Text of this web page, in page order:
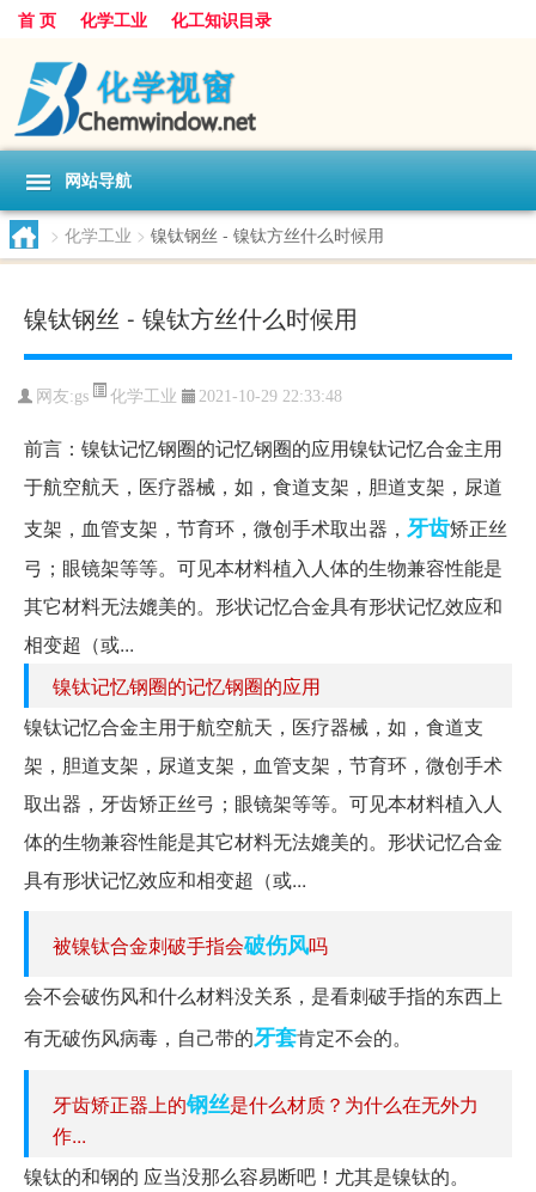
首 页 化学工业 化工知识目录
网站导航
> 化学工业 > 镍钛钢丝 - 镍钛方丝什么时候用
镍钛钢丝 - 镍钛方丝什么时候用
网友:gs 化学工业 2021-10-29 22:33:48
前言：镍钛记忆钢圈的记忆钢圈的应用镍钛记忆合金主用
于航空航天，医疗器械，如，食道支架，胆道支架，尿道
支架，血管支架，节育环，微创手术取出器， 牙齿矫正丝
弓；眼镜架等等。可见本材料植入人体的生物兼容性能是
其它材料无法媲美的。形状记忆合金具有形状记忆效应和
相变超（或...
镍钛记忆钢圈的记忆钢圈的应用
镍钛记忆合金主用于航空航天，医疗器械，如，食道支
架，胆道支架，尿道支架，血管支架，节育环，微创手术
取出器，牙齿矫正丝弓；眼镜架等等。可见本材料植入人
体的生物兼容性能是其它材料无法媲美的。形状记忆合金
具有形状记忆效应和相变超（或...
被镍钛合金刺破手指会破伤风吗
会不会破伤风和什么材料没关系，是看刺破手指的东西上
有无破伤风病毒，自己带的牙套肯定不会的。
牙齿矫正器上的钢丝是什么材质？为什么在无外力
作...
镍钛的和钢的 应当没那么容易断吧！尤其是镍钛的。